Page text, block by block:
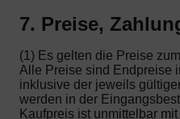
7. Preise,
(1) Es gelten die Preise
Alle Preise sind Endpreise
inklusive der jeweils
werden in der
Kaufpreis ist unmittelbar